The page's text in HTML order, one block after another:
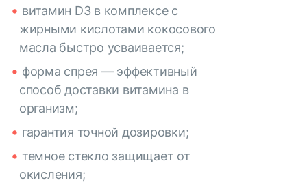
витамин D3 в комплексе с
жирными кислотами кокосового
масла быстро усваивается;
форма спрея — эффективный
способ доставки витамина в
организм;
гарантия точной дозировки;
темное стекло защищает от
окисления;